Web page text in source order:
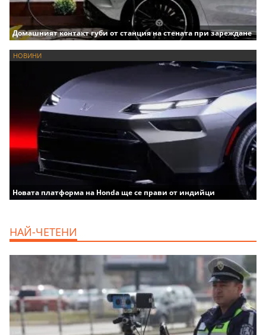
Домашният контакт губи от станция на стената при зареждане
НОВИНИ
Новата платформа на Honda ще се прави от индийци
НАЙ-ЧЕТЕНИ